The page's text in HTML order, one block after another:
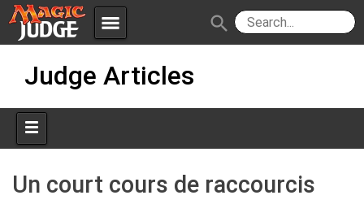
menu
Apps JudgeApps
Forum
Judges
Policies IPG
JAR
search
Judge Articles
Un court cours de raccourcis